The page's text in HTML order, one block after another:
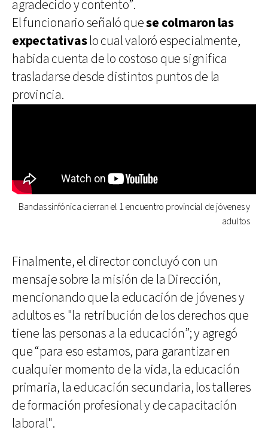
agradecido y contento”.
El funcionario señaló quese colmaron las
expectativaslo cual valoró especialmente,
habida cuenta de lo costoso que significa
trasladarse desde distintos puntos de la
provincia.
Bandas sinfónica cierran el 1 encuentro provincial de jóvenes y
adultos
Finalmente, el director concluyó con un
mensaje sobre la misión de la Dirección,
mencionando que la educación de jóvenes y
adultos es "la retribución de los derechos que
tiene las personas a la educación”; y agregó
que “para eso estamos, para garantizar en
cualquier momento de la vida, la educación
primaria, la educación secundaria, los talleres
de formación profesional y de capacitación
laboral".